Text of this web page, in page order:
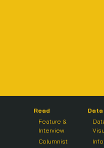
Read
Feature &
Interview
Columnist
Data